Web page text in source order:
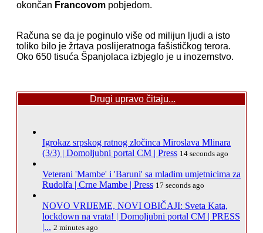
okončan Francovom pobjedom.
Računa se da je poginulo više od milijun ljudi a isto
toliko bilo je žrtava poslijeratnoga fašističkog terora.
Oko 650 tisuća Španjolaca izbjeglo je u inozemstvo.
Drugi upravo čitaju...
Igrokaz srpskog ratnog zločinca Miroslava Mlinara
(3/3) | Domoljubni portal CM | Press 14 seconds ago
Veterani 'Mambe' i 'Baruni' sa mladim umjetnicima za
Rudolfa | Crne Mambe | Press 17 seconds ago
NOVO VRIJEME, NOVI OBIČAJI: Sveta Kata,
lockdown na vrata! | Domoljubni portal CM | PRESS
|... 2 minutes ago